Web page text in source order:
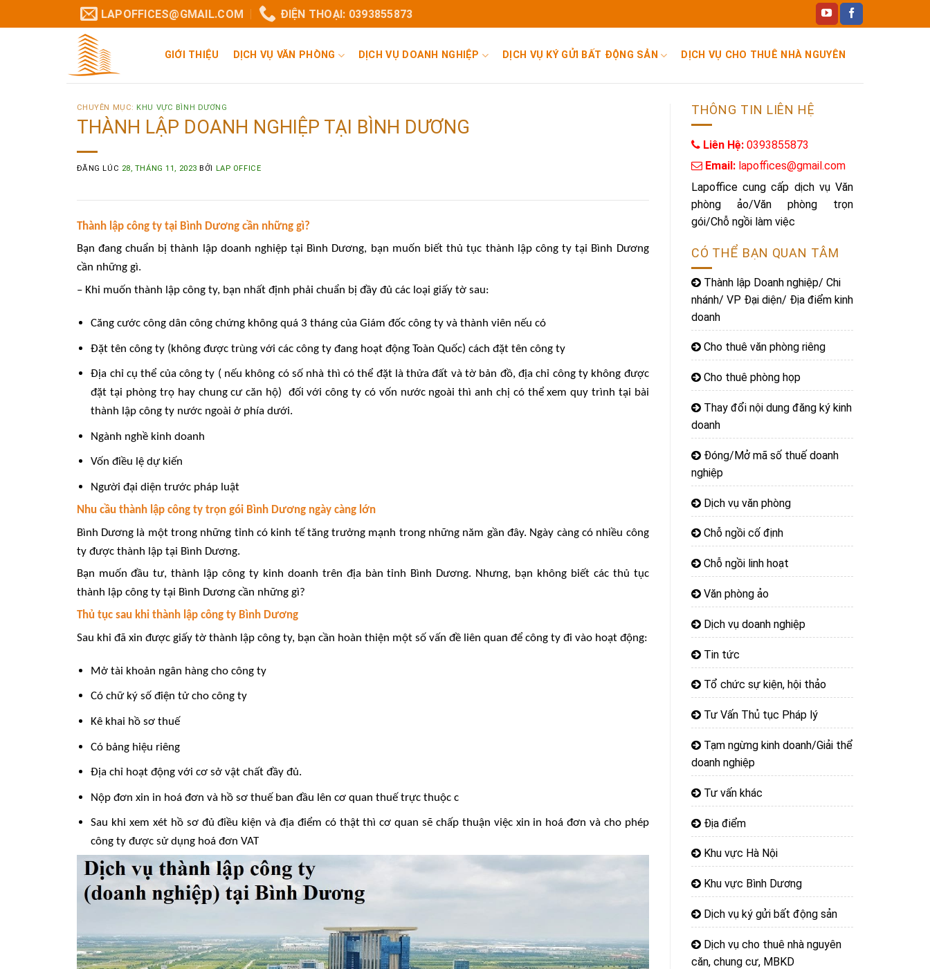
LAPOFFICES@GMAIL.COM ĐIỆN THOẠI: 0393855873
GIỚI THIỆU DỊCH VỤ VĂN PHÒNG DỊCH VỤ DOANH NGHIỆP DỊCH VỤ KÝ GỬI BẤT ĐỘNG SẢN DỊCH VỤ CHO THUÊ NHÀ NGUYÊN CĂN, CHUNG
CHUYÊN MỤC: KHU VỰC BÌNH DƯƠNG
THÀNH LẬP DOANH NGHIỆP TẠI BÌNH DƯƠNG
ĐĂNG LÚC 28, THÁNG 11, 2023 BỞI LAP OFFICE
Thành lập công ty tại Bình Dương cần những gì?
Bạn đang chuẩn bị thành lập doanh nghiệp tại Bình Dương, bạn muốn biết thủ tục thành lập công ty tại Bình Dương
cần những gì.
– Khi muốn thành lập công ty, bạn nhất định phải chuẩn bị đầy đủ các loại giấy tờ sau:
Căng cước công dân công chứng không quá 3 tháng của Giám đốc công ty và thành viên nếu có
Đặt tên công ty (không được trùng với các công ty đang hoạt động Toàn Quốc)cách đặt tên công ty
Địa chỉ cụ thể của công ty ( nếu không có số nhà thì có thể đặt là thửa đất và tờ bản đồ, địa chỉ công ty không được
đặt tại phòng trọ hay chung cư căn hộ) đối với công ty có vốn nước ngoài thì anh chị có thể xem quy trình tại bài
thành lập công ty nước ngoài ở phía dưới.
Ngành nghề kinh doanh
Vốn điều lệ dự kiến
Người đại diện trước pháp luật
Nhu cầu thành lập công ty trọn gói Bình Dương ngày càng lớn
Bình Dương là một trong những tỉnh có kinh tế tăng trưởng mạnh trong những năm gần đây. Ngày càng có nhiều công
ty được thành lập tại Bình Dương.
Bạn muốn đầu tư, thành lập công ty kinh doanh trên địa bàn tỉnh Bình Dương. Nhưng, bạn không biết các thủ tục
thành lập công ty tại Bình Dương cần những gì?
Thủ tục sau khi thành lập công ty Bình Dương
Sau khi đã xin được giấy tờ thành lập công ty, bạn cần hoàn thiện một số vấn đề liên quan để công ty đi vào hoạt động:
Mở tài khoản ngân hàng cho công ty
Có chữ ký số điện tử cho công ty
Kê khai hồ sơ thuế
Có bảng hiệu riêng
Địa chỉ hoạt động với cơ sở vật chất đầy đủ.
Nộp đơn xin in hoá đơn và hồ sơ thuế ban đầu lên cơ quan thuế trực thuộc c
Sau khi xem xét hồ sơ đủ điều kiện và địa điểm có thật thì cơ quan sẽ chấp thuận việc xin in hoá đơn và cho phép
công ty được sử dụng hoá đơn VAT
THÔNG TIN LIÊN HỆ
Liên Hệ: 0393855873
Email: lapoffices@gmail.com
Lapoffice cung cấp dịch vụ Văn
phòng ảo/Văn phòng trọn
gói/Chỗ ngồi làm việc
CÓ THỂ BẠN QUAN TÂM
Thành lập Doanh nghiệp/ Chi
nhánh/ VP Đại diện/ Địa điểm kinh
doanh
Cho thuê văn phòng riêng
Cho thuê phòng họp
Thay đổi nội dung đăng ký kinh
doanh
Đóng/Mở mã số thuế doanh
nghiệp
Dịch vụ văn phòng
Chỗ ngồi cố định
Chỗ ngồi linh hoạt
Văn phòng ảo
Dịch vụ doanh nghiệp
Tin tức
Tổ chức sự kiện, hội thảo
Tư Vấn Thủ tục Pháp lý
Tạm ngừng kinh doanh/Giải thể
doanh nghiệp
Tư vấn khác
Địa điểm
Khu vực Hà Nội
Khu vực Bình Dương
Dịch vụ ký gửi bất động sản
Dịch vụ cho thuê nhà nguyên
căn, chung cư, MBKD